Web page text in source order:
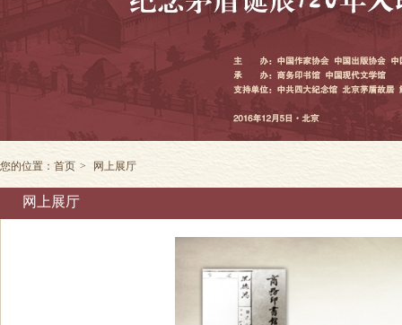
您的位置： 首页 > 网上展厅
网上展厅